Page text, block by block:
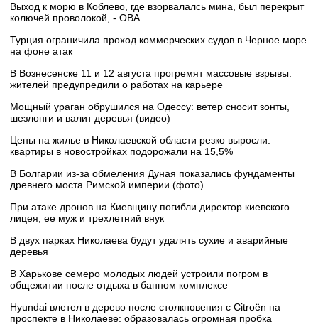
Выход к морю в Коблево, где взорвалалсь мина, был перекрыт
колючей проволокой, - ОВА
Турция ограничила проход коммерческих судов в Черное море
на фоне атак
В Вознесенске 11 и 12 августа прогремят массовые взрывы:
жителей предупредили о работах на карьере
Мощный ураган обрушился на Одессу: ветер сносит зонты,
шезлонги и валит деревья (видео)
Цены на жилье в Николаевской области резко выросли:
квартиры в новостройках подорожали на 15,5%
В Болгарии из-за обмеления Дуная показались фундаменты
древнего моста Римской империи (фото)
При атаке дронов на Киевщину погибли директор киевского
лицея, ее муж и трехлетний внук
В двух парках Николаева будут удалять сухие и аварийные
деревья
В Харькове семеро молодых людей устроили погром в
общежитии после отдыха в банном комплексе
Hyundai влетел в дерево после столкновения с Citroën на
проспекте в Николаеве: образовалась огромная пробка